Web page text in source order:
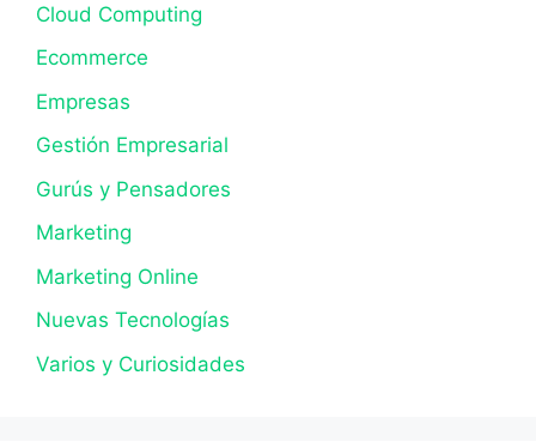
Cloud Computing
Ecommerce
Empresas
Gestión Empresarial
Gurús y Pensadores
Marketing
Marketing Online
Nuevas Tecnologías
Varios y Curiosidades